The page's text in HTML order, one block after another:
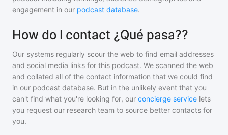
engagement in our podcast database.
How do I contact ¿Qué pasa??
Our systems regularly scour the web to find email addresses
and social media links for this podcast. We scanned the web
and collated all of the contact information that we could find
in our podcast database. But in the unlikely event that you
can't find what you're looking for, our concierge service lets
you request our research team to source better contacts for
you.